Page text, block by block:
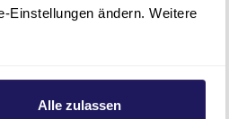
Einstellungen ändern. Weitere
Alle zulassen
Zertifizierung verbundenen
Eine interdisziplinäre
beteiligten